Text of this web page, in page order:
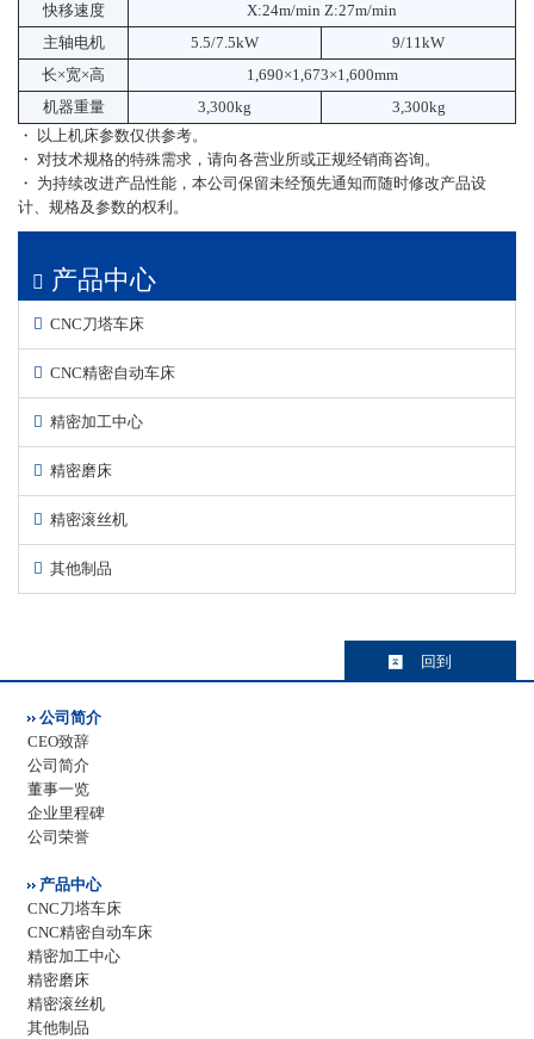
快移速度
X:24m/min Z:27m/min
主轴电机
5.5/7.5kW
9/11kW
长×宽×高
1,690×1,673×1,600mm
机器重量
3,300kg
3,300kg
・ 以上机床参数仅供参考。
・ 对技术规格的特殊需求，请向各营业所或正规经销商咨询。
・ 为持续改进产品性能，本公司保留未经预先通知而随时修改产品设
计、规格及参数的权利。
产品中心
CNC刀塔车床
CNC精密自动车床
精密加工中心
精密磨床
精密滚丝机
其他制品
回到
公司简介
CEO致辞
公司简介
董事一览
企业里程碑
公司荣誉
产品中心
CNC刀塔车床
CNC精密自动车床
精密加工中心
精密磨床
精密滚丝机
其他制品